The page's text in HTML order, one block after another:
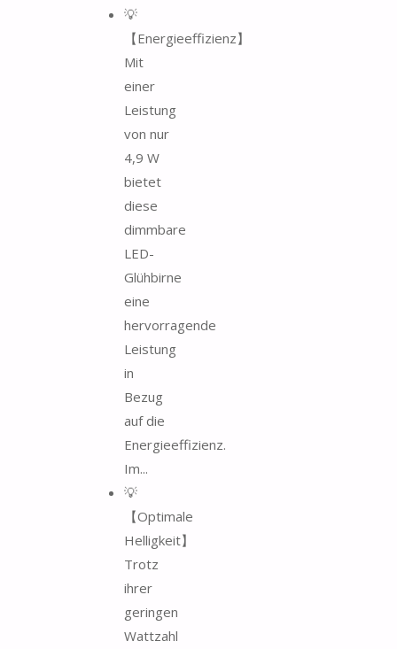
💡
【Energieeffizienz】
Mit
einer
Leistung
von nur
4,9 W
bietet
diese
dimmbare
LED-
Glühbirne
eine
hervorragende
Leistung
in
Bezug
auf die
Energieeffizienz.
Im...
💡
【Optimale
Helligkeit】
Trotz
ihrer
geringen
Wattzahl